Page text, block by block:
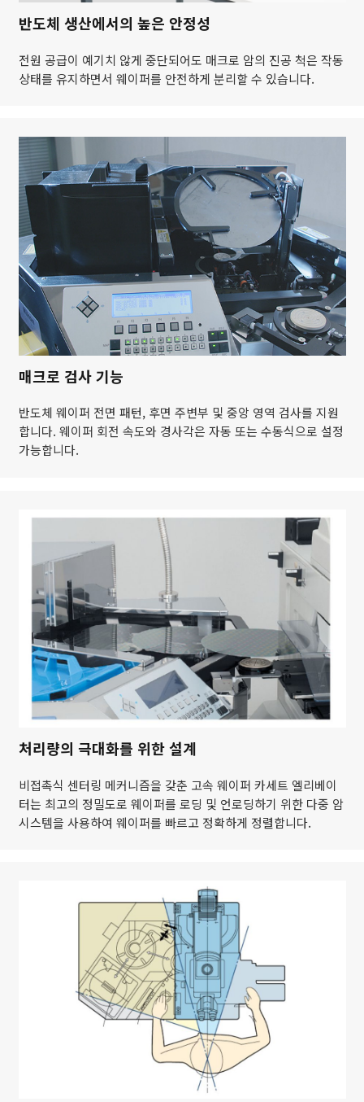
반도체 생산에서의 높은 안정성
전원 공급이 예기치 않게 중단되어도 매크로 암의 진공 척은 작동
상태를 유지하면서 웨이퍼를 안전하게 분리할 수 있습니다.
매크로 검사 기능
반도체 웨이퍼 전면 패턴, 후면 주변부 및 중앙 영역 검사를 지원
합니다. 웨이퍼 회전 속도와 경사각은 자동 또는 수동식으로 설정
가능합니다.
처리량의 극대화를 위한 설계
비접촉식 센터링 메커니즘을 갖춘 고속 웨이퍼 카세트 엘리베이
터는 최고의 정밀도로 웨이퍼를 로딩 및 언로딩하기 위한 다중 암
시스템을 사용하여 웨이퍼를 빠르고 정확하게 정렬합니다.